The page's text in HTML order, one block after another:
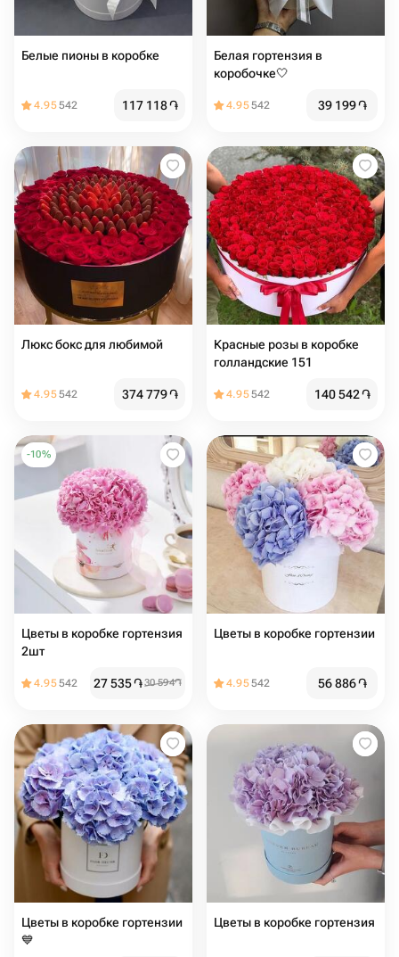
Белые пионы в коробке
4.95542 117 118֏
Белая гортензия в
коробочке🤍
4.95542 39 199֏
Люкс бокс для любимой
4.95542 374 779֏
Красные розы в коробке
голландские 151
4.95542 140 542֏
-10%
Цветы в коробке гортензия
2шт
4.95542 27 535֏30 594֏
Цветы в коробке гортензии
4.95542 56 886֏
Цветы в коробке гортензии
💙
Цветы в коробке гортензия